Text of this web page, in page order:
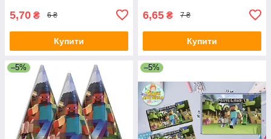
5,70 ₴ 6 ₴
Купити
6,65 ₴ 7 ₴
Купити
–5% –5%